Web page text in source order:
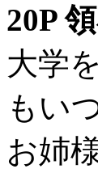
20P
大学
もい
お姉